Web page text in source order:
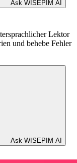
Ask WISEPIM AI
Lektor
und behebe Fehler
Ask WISEPIM AI